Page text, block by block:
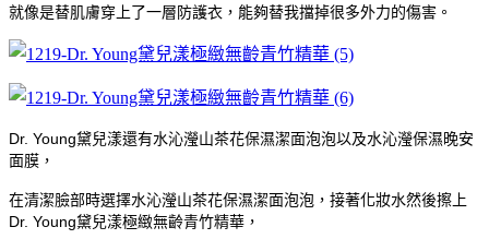
就像是替肌膚穿上了一層防護衣，能夠替我擋掉很多外力的傷害。
Dr. Young黛兒漾還有水沁瀅山茶花保濕潔面泡泡以及水沁瀅保濕晚安
面膜，
在清潔臉部時選擇水沁瀅山茶花保濕潔面泡泡，接著化妝水然後擦上
Dr. Young黛兒漾極緻無齡青竹精華，